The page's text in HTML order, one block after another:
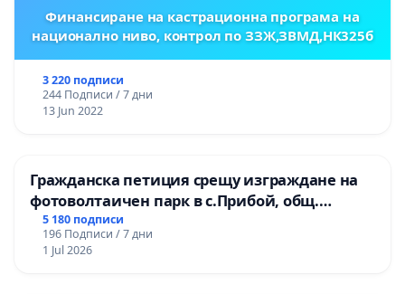
Финансиране на кастрационна програма на
национално ниво, контрол по ЗЗЖ,ЗВМД,НК325б
3 220 подписи
244 Подписи / 7 дни
13 Jun 2022
Гражданска петиция срещу изграждане на
фотоволтаичен парк в с.Прибой, общ.
Радомир
5 180 подписи
196 Подписи / 7 дни
1 Jul 2026